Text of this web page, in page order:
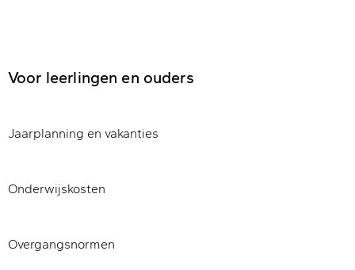
Voor leerlingen en ouders
Jaarplanning en vakanties
Onderwijskosten
Overgangsnormen